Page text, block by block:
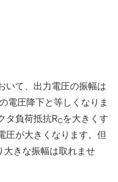
いて、出力電圧の振幅は
電圧降下と等しくなりま
タ負荷抵抗RCを大きくす
圧が大きくなります。但
大きな振幅は取れませ